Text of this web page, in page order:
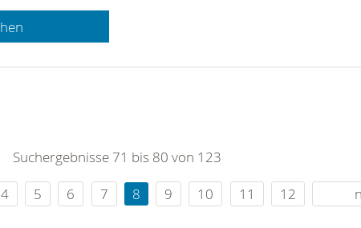
Suchergebnisse 71 bis 80 von 123
4 5 6 7 8 9 10 11 12